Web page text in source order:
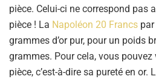
pièce. Celui-ci ne correspond pas
pièce ! La Napoléon 20 Francs
grammes d’or pur, pour un poids
grammes. Pour cela, vous
pièce, c’est-à-dire sa pureté en or.